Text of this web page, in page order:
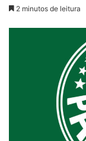
2 minutos de leitura